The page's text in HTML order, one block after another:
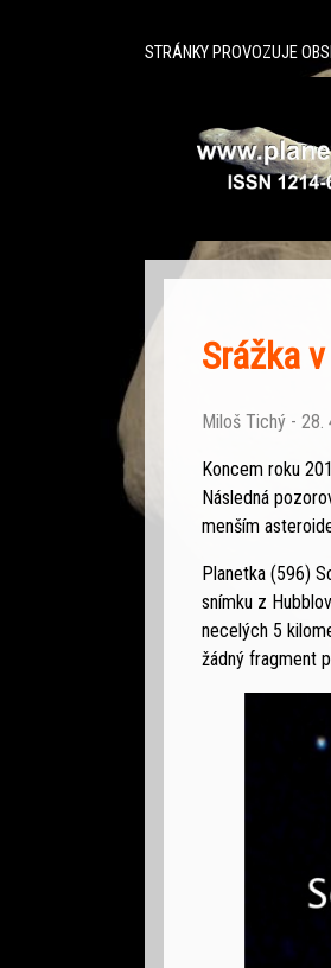
STRÁNKY PROVOZUJE
Srážka
Miloš Tichý - 28.
Koncem roku
Následná
menším
Planetka (596)
snímku z
necelých 5
žádný fragment